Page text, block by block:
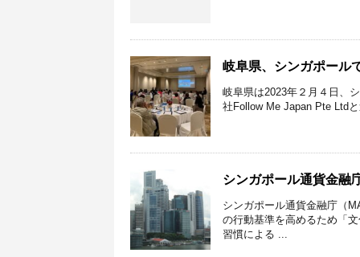
岐阜県、シンガポール
岐阜県は2023年２月４日、
社Follow Me Japan Pte Ltd
シンガポール通貨金融
シンガポール通貨金融庁（
の行動基準を高めるため「
習慣による ...